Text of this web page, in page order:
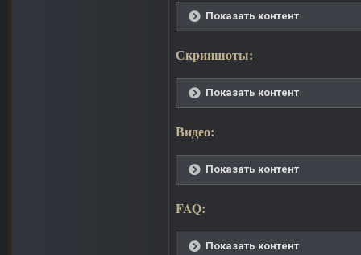
Показать контент
Скриншоты:
Показать контент
Видео:
Показать контент
FAQ:
Показать контент